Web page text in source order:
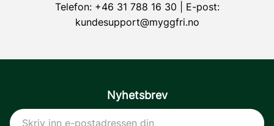
Telefon: +46 31 788 16 30 | E-post:
kundesupport@myggfri.no
Nyhetsbrev